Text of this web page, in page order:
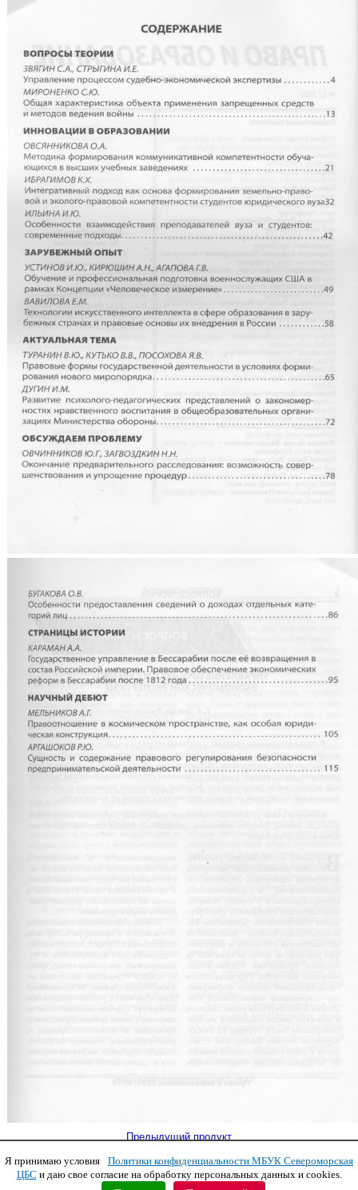
Предыдущий продукт
Copyright © 2011 МБУК СЦБС
Я принимаю условия
Политики конфиденциальности МБУК Североморская
ЦБС и даю свое согласие на обработку персональных данных и cookies.